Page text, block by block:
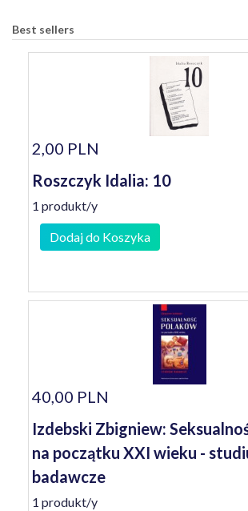
Best sellers
2,00 PLN
Roszczyk Idalia: 10
1 produkt/y
Dodaj do Koszyka
40,00 PLN
Izdebski Zbigniew:
na początku XXI wieku -
badawcze
1 produkt/y